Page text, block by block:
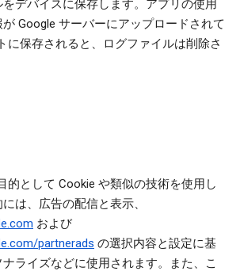
デバイスに保存します。アプリの使用
Google サーバーにアップロードされて
に保存されると、ログファイルは削除さ
的として Cookie や類似の技術を使用し
は、広告の配信と表示、
および
partnerads の選択内容と設定に基
ライズなどに使用されます。また、こ